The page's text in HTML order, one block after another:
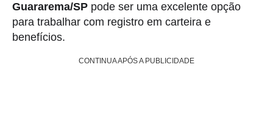
Guararema/SP pode ser uma excelente opção
para trabalhar com registro em carteira e
benefícios.
CONTINUA APÓS A PUBLICIDADE